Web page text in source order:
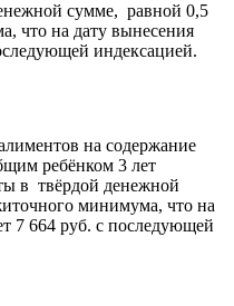
сумме, равной 0,5
что на дату вынесения
индексацией.
на содержание
ребёнком 3 лет
в твёрдой денежной
минимума, что на
7 664 руб. с последующей